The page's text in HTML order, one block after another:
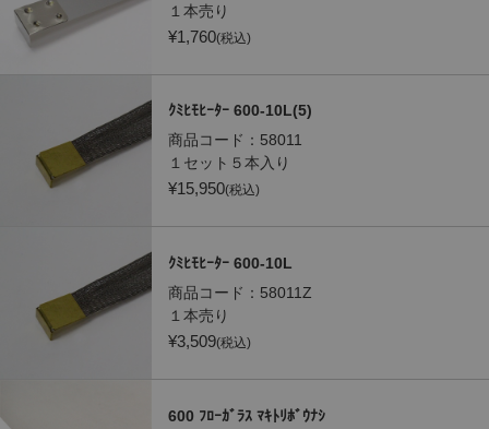
１本売り
¥1,760(税込)
ｸﾐﾋﾓﾋｰﾀｰ 600-10L(5)
商品コード： 58011
１セット５本入り
¥15,950(税込)
ｸﾐﾋﾓﾋｰﾀｰ 600-10L
商品コード： 58011Z
１本売り
¥3,509(税込)
600 ﾌﾛｰｶﾞﾗｽ ﾏｷﾄﾘﾎﾞｳﾅｼ